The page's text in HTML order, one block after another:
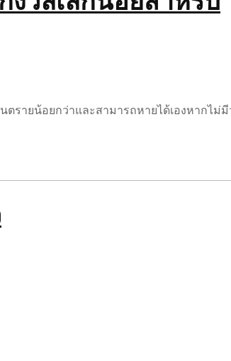
ตรายน้อยกว่าและสามารถหายได้เองหากไม่